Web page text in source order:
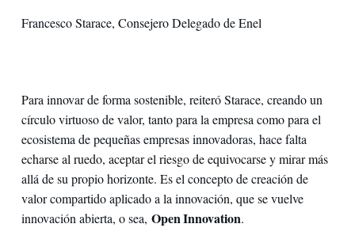
Francesco Starace, Consejero Delegado de Enel
Para innovar de forma sostenible, reiteró Starace, creando un
círculo virtuoso de valor, tanto para la empresa como para el
ecosistema de pequeñas empresas innovadoras, hace falta
echarse al ruedo, aceptar el riesgo de equivocarse y mirar más
allá de su propio horizonte. Es el concepto de creación de
valor compartido aplicado a la innovación, que se vuelve
innovación abierta, o sea, Open Innovation.